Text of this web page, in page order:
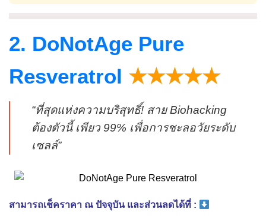
2. DoNotAge Pure
Resveratrol ★★★★★
“ที่สุดแห่งความบริสุทธิ์! สาย Biohacking
ต้องตัวนี้ เพียว 99% เพื่อการชะลอวัยระดับ
เซลล์”
สามารถเช็คราคา ณ ปัจจุบัน และส่วนลดได้ที่ :